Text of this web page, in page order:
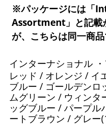
※パッケージには「
Assortment」と記載
が、こちらは同一商品
インターナショナル
レッド / オレンジ / イ
ブルー / ゴールデンロ
ムグリーン / ウィンタ
ッグブルー / パープル
ートブラウン / グレー